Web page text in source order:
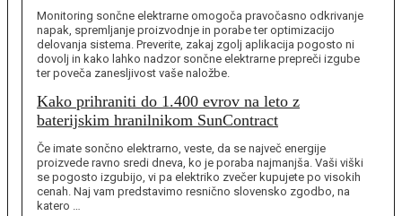
Monitoring sončne elektrarne omogoča pravočasno odkrivanje
napak, spremljanje proizvodnje in porabe ter optimizacijo
delovanja sistema. Preverite, zakaj zgolj aplikacija pogosto ni
dovolj in kako lahko nadzor sončne elektrarne prepreči izgube
ter poveča zanesljivost vaše naložbe.
Kako prihraniti do 1.400 evrov na leto z
baterijskim hranilnikom SunContract
Če imate sončno elektrarno, veste, da se največ energije
proizvede ravno sredi dneva, ko je poraba najmanjša. Vaši viški
se pogosto izgubijo, vi pa elektriko zvečer kupujete po visokih
cenah. Naj vam predstavimo resnično slovensko zgodbo, na
katero …